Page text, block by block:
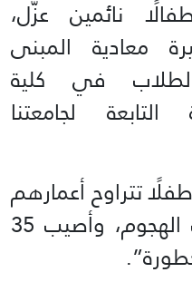
نائمين عزّل،
معادية المبنى
في كلية
لجامعتنا
وأضاف: “كان هناك 86 طفلًا تتراوح أعمارهم
بين 14 و18 عامًا وقت الهجوم، وأصيب 35